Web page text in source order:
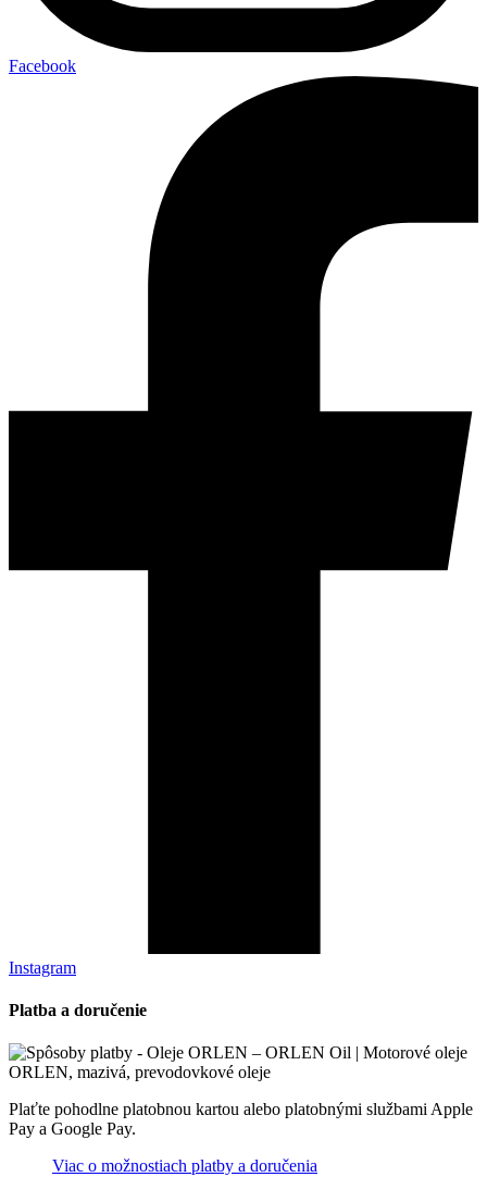
Facebook
Instagram
Platba a doručenie
Plaťte pohodlne platobnou kartou alebo platobnými službami Apple
Pay a Google Pay.
Viac o možnostiach platby a doručenia